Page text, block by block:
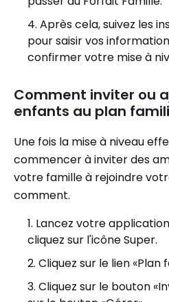
Après cela, suivez les
pour saisir vos
confirmer votre mise à
Comment inviter ou
enfants au plan
Une fois la mise à niveau
commencer à inviter des
votre famille à rejoindre
comment.
Lancez votre
cliquez sur l'icône Super.
Cliquez sur le lien «Plan
Cliquez sur le bouton